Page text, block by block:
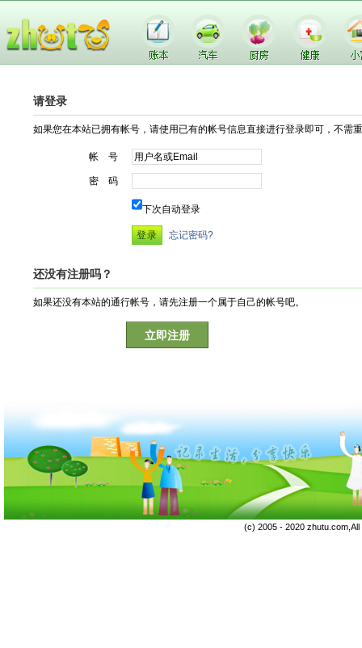
请登录
如果您在本站已拥有帐号，请使用已有的帐号信息直接进行登录即可，不需
帐 号
密 码
下次自动登录
忘记密码?
还没有注册吗？
如果还没有本站的通行帐号，请先注册一个属于自己的帐号吧。
立即注册
(c) 2005 - 2020